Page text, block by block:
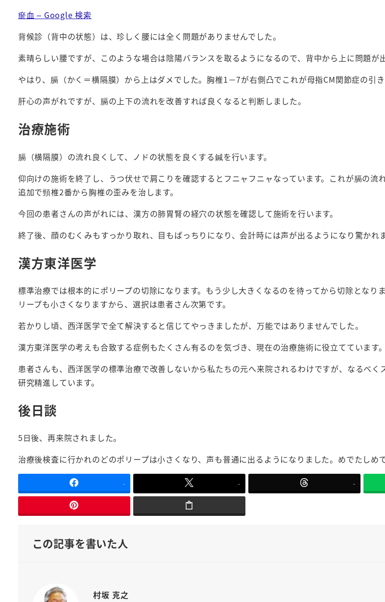
瘀血 – Google 検索
背候診（背中の状態）は、珍しく腰には全く問題がありませんでした。
素晴らしい腰ですが、このような場合は陰陽バランスを取るようになるので、背中から上に問題が
やはり、膈（かく＝横隔膜）から上はダメでした。胸椎1－7が右側凸でこれが母指CM関節症の引き
肝心の声がれですが、膈の上下の流れを改善すれば良くなると判断しました。
治療施術
膈（横隔膜）の流れ良くして、ノドの状態を良くする鍼を行います。
仰向けの施術を終了し、うつ伏せで肩こりを確認するとフニャフニャなっています。これが膈の流
追加で頸椎2番から胸椎の歪みを治します。
今回の患者さんの声がれには、漢方の肺胃腎の経穴の状態を確認して施術を行います。
終了後、顔のむくみもすっかり取れ、目もぱっちりになり、会計時には声が出るようになり驚かれ
漢方東洋医学
標準治療では根本的にポリープの切除になります。もう少し大きくなるのを待ってから切除となり
リープも小さくなりますから、選択は患者さん次第です。
若かりし頃、西洋医学で全て解決すると信じてやっきましたが、万能ではありませんでした。
漢方東洋医学の考えも合致する症例もたくさん有るのを気づき、現在の治療施術に役立てています。
患者さんも、西洋医学の標準治療で改善しないから私たちの元へ来院されるわけですが、なるべく
研究精進しています。
後日談
5日後、再来院されました。
治療後検査に行かれのどのポリープは小さくなり、声も普通に出るようになりました。めでたしめ
- - -
この記事を書いた人
村坂 克之